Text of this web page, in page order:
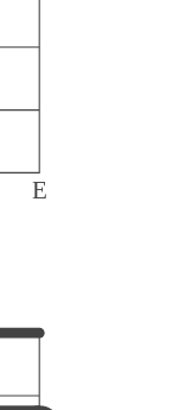
E